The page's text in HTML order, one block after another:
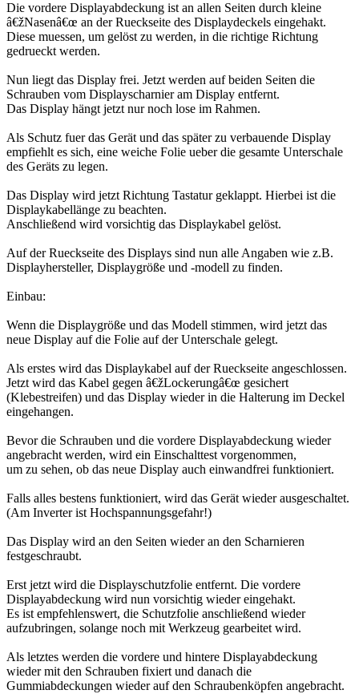
Die vordere Displayabdeckung ist an allen Seiten durch kleine
â€žNasenâ€œ an der Rueckseite des Displaydeckels eingehakt.
Diese muessen, um gelöst zu werden, in die richtige Richtung
gedrueckt werden.
Nun liegt das Display frei. Jetzt werden auf beiden Seiten die
Schrauben vom Displayscharnier am Display entfernt.
Das Display hängt jetzt nur noch lose im Rahmen.
Als Schutz fuer das Gerät und das später zu verbauende Display
empfiehlt es sich, eine weiche Folie ueber die gesamte Unterschale
des Geräts zu legen.
Das Display wird jetzt Richtung Tastatur geklappt. Hierbei ist die
Displaykabellänge zu beachten.
Anschließend wird vorsichtig das Displaykabel gelöst.
Auf der Rueckseite des Displays sind nun alle Angaben wie z.B.
Displayhersteller, Displaygröße und -modell zu finden.
Einbau:
Wenn die Displaygröße und das Modell stimmen, wird jetzt das
neue Display auf die Folie auf der Unterschale gelegt.
Als erstes wird das Displaykabel auf der Rueckseite angeschlossen.
Jetzt wird das Kabel gegen â€žLockerungâ€œ gesichert
(Klebestreifen) und das Display wieder in die Halterung im Deckel
eingehangen.
Bevor die Schrauben und die vordere Displayabdeckung wieder
angebracht werden, wird ein Einschalttest vorgenommen,
um zu sehen, ob das neue Display auch einwandfrei funktioniert.
Falls alles bestens funktioniert, wird das Gerät wieder ausgeschaltet.
(Am Inverter ist Hochspannungsgefahr!)
Das Display wird an den Seiten wieder an den Scharnieren
festgeschraubt.
Erst jetzt wird die Displayschutzfolie entfernt. Die vordere
Displayabdeckung wird nun vorsichtig wieder eingehakt.
Es ist empfehlenswert, die Schutzfolie anschließend wieder
aufzubringen, solange noch mit Werkzeug gearbeitet wird.
Als letztes werden die vordere und hintere Displayabdeckung
wieder mit den Schrauben fixiert und danach die
Gummiabdeckungen wieder auf den Schraubenköpfen angebracht.